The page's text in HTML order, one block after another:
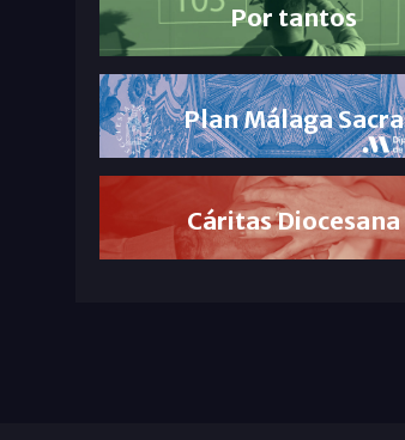
Por tantos
Plan Málaga Sacra
Cáritas Diocesana